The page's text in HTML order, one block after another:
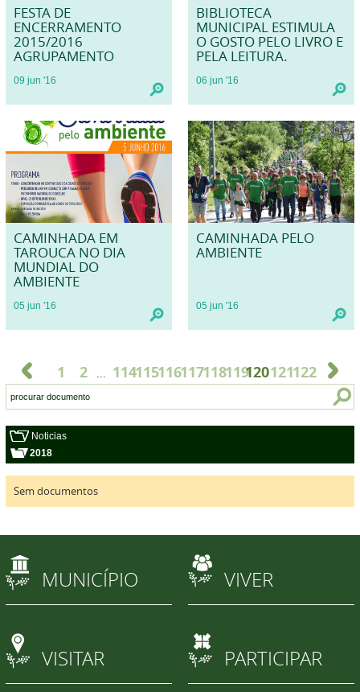
FESTA DE
ENCERRAMENTO
2015/2016
AGRUPAMENTO
09 jun '16
BIBLIOTECA
MUNICIPAL ESTIMULA
O GOSTO PELO LIVRO E
PELA LEITURA.
06 jun '16
CAMINHADA EM
TAROUCA NO DIA
MUNDIAL DO
AMBIENTE
05 jun '16
CAMINHADA PELO
AMBIENTE
05 jun '16
1 2 ... 114115116117118119120121122
Noticias
2018
Sem documentos
MUNICÍPIO VIVER
VISITAR PARTICIPAR